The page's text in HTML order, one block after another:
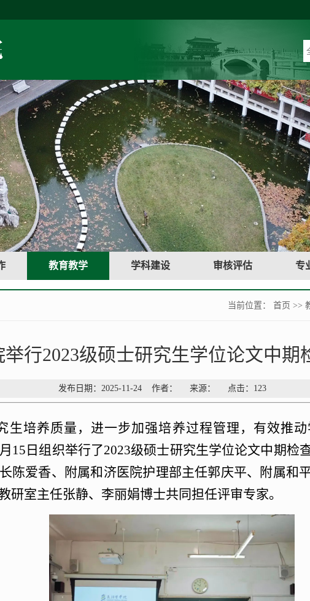
教育教学 学科建设 审核评估 专
当前位置： 首页 >>
举行2023级硕士研究生学位论文中期
发布日期：2025-11-24 作者： 来源： 点击： 123
生培养质量，进一步加强培养过程管理，有效推
15日组织举行了2023级硕士研究生学位论文中期检
陈爱香、附属和济医院护理部主任郭庆平、附属和
研室主任张静、李丽娟博士共同担任评审专家。